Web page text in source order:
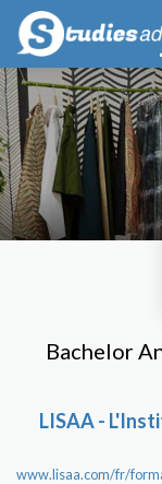
Bachelor
LISAA -
www.lisaa.com/fr/